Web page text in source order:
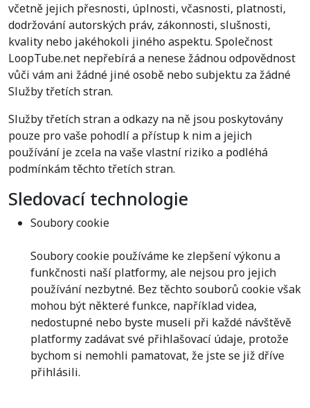
včetně jejich přesnosti, úplnosti, včasnosti, platnosti,
dodržování autorských práv, zákonnosti, slušnosti,
kvality nebo jakéhokoli jiného aspektu. Společnost
LoopTube.net nepřebírá a nenese žádnou odpovědnost
vůči vám ani žádné jiné osobě nebo subjektu za žádné
Služby třetích stran.
Služby třetích stran a odkazy na ně jsou poskytovány
pouze pro vaše pohodlí a přístup k nim a jejich
používání je zcela na vaše vlastní riziko a podléhá
podmínkám těchto třetích stran.
Sledovací technologie
Soubory cookie
Soubory cookie používáme ke zlepšení výkonu a
funkčnosti naší platformy, ale nejsou pro jejich
používání nezbytné. Bez těchto souborů cookie však
mohou být některé funkce, například videa,
nedostupné nebo byste museli při každé návštěvě
platformy zadávat své přihlašovací údaje, protože
bychom si nemohli pamatovat, že jste se již dříve
přihlásili.